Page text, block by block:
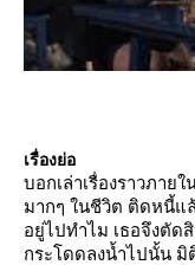
เรื่องย่อ
บอกเล่าเรื่องราวภาย
มากๆ ในชีวิต ติดหนี้แ
อยู่ไปทำไม เธอจึงตัด
กระโดดลงน้ำไปนั้น มิ